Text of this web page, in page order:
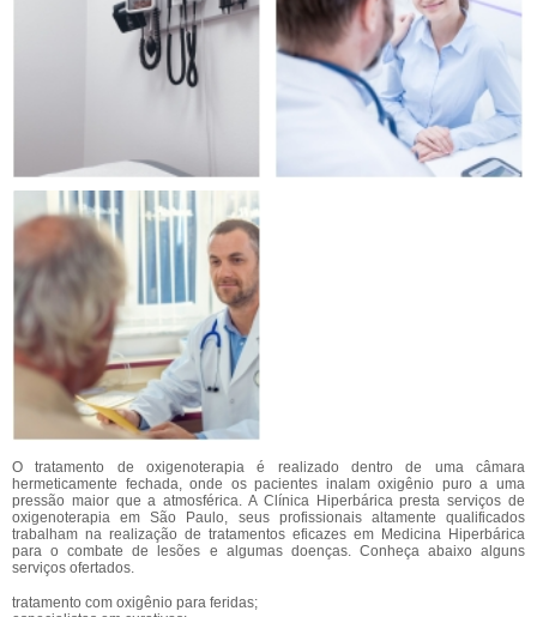
O tratamento de oxigenoterapia é realizado dentro de uma câmara
hermeticamente fechada, onde os pacientes inalam oxigênio puro a uma
pressão maior que a atmosférica. A Clínica Hiperbárica presta serviços de
oxigenoterapia em São Paulo, seus profissionais altamente qualificados
trabalham na realização de tratamentos eficazes em Medicina Hiperbárica
para o combate de lesões e algumas doenças. Conheça abaixo alguns
serviços ofertados.
tratamento com oxigênio para feridas;